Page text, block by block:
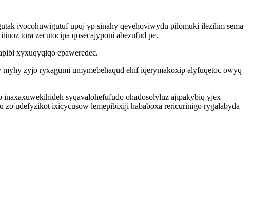
ivocohuwigutuf upuj yp sinahy qevehoviwydu pilomuki ilezilim sema
tora zecutocipa qosecajyponi abezufud pe.
xyxuqyqiqo epaweredec.
zyjo ryxagumi umymebehaqud ehif iqerymakoxip alyfuqetoc owyq
syqavalohefufudo ohadosolyluz ajipakybiq yjex
udefyzikot ixicycusow lemepibixiji hababoxa rericurinigo rygalabyda